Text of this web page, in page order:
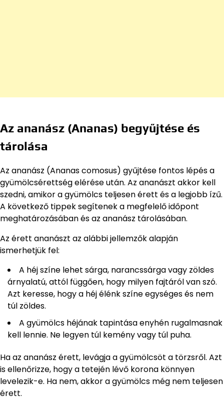
Az ananász (Ananas) begyűjtése és
tárolása
Az ananász (Ananas comosus) gyűjtése fontos lépés a
gyümölcsérettség elérése után. Az ananászt akkor kell
szedni, amikor a gyümölcs teljesen érett és a legjobb ízű.
A következő tippek segítenek a megfelelő időpont
meghatározásában és az ananász tárolásában.
Az érett ananászt az alábbi jellemzők alapján
ismerhetjük fel:
A héj színe lehet sárga, narancssárga vagy zöldes
árnyalatú, attól függően, hogy milyen fajtáról van szó.
Azt keresse, hogy a héj élénk színe egységes és nem
túl zöldes.
A gyümölcs héjának tapintása enyhén rugalmasnak
kell lennie. Ne legyen túl kemény vagy túl puha.
Ha az ananász érett, levágja a gyümölcsöt a törzsről. Azt
is ellenőrizze, hogy a tetején lévő korona könnyen
levelezik-e. Ha nem, akkor a gyümölcs még nem teljesen
érett.